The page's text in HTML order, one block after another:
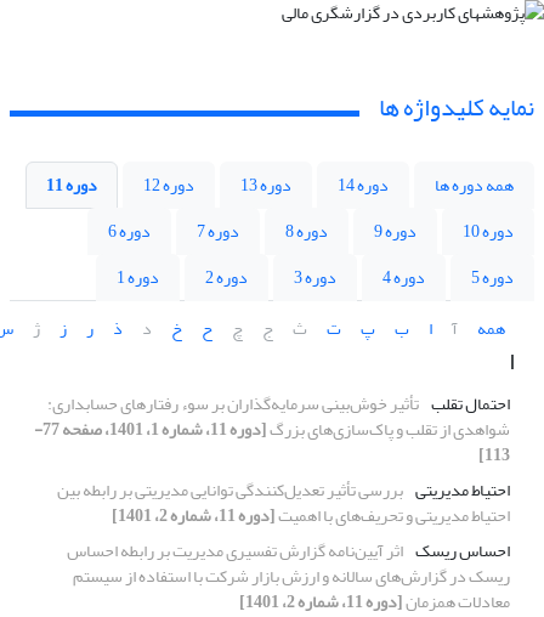
نمایه کلیدواژه ها
همه دوره ها دوره 14 دوره 13 دوره 12
دوره 11
دوره 10
دوره 9 دوره 8 دوره 7
دوره 6
دوره 5
دوره 4 دوره 3 دوره 2
دوره 1
همه
آ ا ب پ ت ث ج چ ح خ د ذ ر ز ژ
ا
احتمال تقلب تأثیر خوش‌بینی سرمایه‌گذاران بر سوء رفتارهای حسابداری:
شواهدی از تقلب و پاک‌سازی‌های بزرگ [دوره 11، شماره 1، 1401، صفحه 77-
113]
احتیاط مدیریتی بررسی تأثیر تعدیل‌کنندگی توانایی مدیریتی بر رابطه ‌‌بین
احتیاط مدیریتی و تحریف‌‌های با اهمیت[دوره 11، شماره 2، 1401]
احساس ریسک اثر آیین‌نامه گزارش تفسیری مدیریت بر رابطه احساس
ریسک در گزارش‌های سالانه و ارزش بازار شرکت با استفاده از سیستم
معادلات همزمان[دوره 11، شماره 2، 1401]